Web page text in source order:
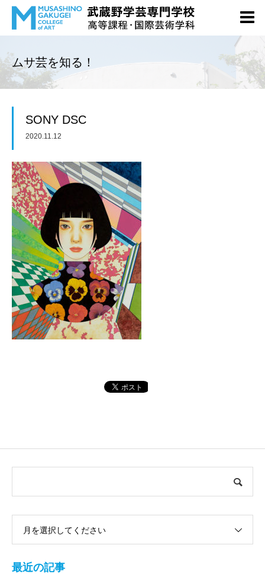
ムサ芸を知る！
SONY DSC
2020.11.12
月を選択してください
最近の記事